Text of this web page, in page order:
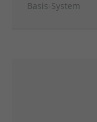
Basis-System